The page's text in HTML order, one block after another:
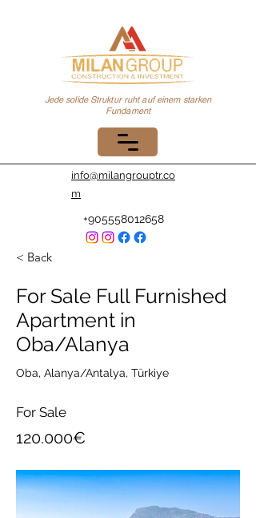
Jede solide Struktur ruht auf einem starken
Fundament
+905558012658
info@milangrouptr.co
m
< Back
For Sale Full Furnished
Apartment in
Oba/Alanya
Oba, Alanya/Antalya, Türkiye
For Sale
120.000€